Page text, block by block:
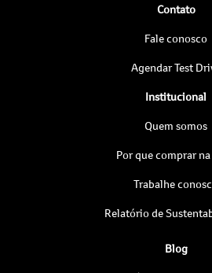
Contato
Fale conosco
Agendar Test
Institucional
Quem somos
Por que comprar na
Trabalhe
Relatório de
Blog